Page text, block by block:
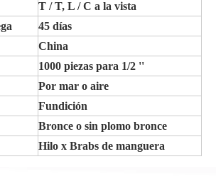
T / T, L / C a la vista
45 días
China
1000 piezas para 1/2 ''
Por mar o aire
Fundición
Bronce o sin plomo bronce
Hilo x Brabs de manguera